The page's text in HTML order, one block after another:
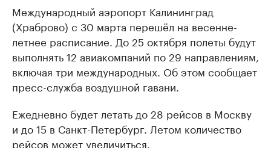
Международный аэропорт Калининград
(Храброво) с 30 марта перешёл на весенне-
летнее расписание. До 25 октября полеты будут
выполнять 12 авиакомпаний по 29 направлениям,
включая три международных. Об этом сообщает
пресс-служба воздушной гавани.
Ежедневно будет летать до 28 рейсов в Москву
и до 15 в Санкт-Петербург. Летом количество
рейсов может увеличиться.